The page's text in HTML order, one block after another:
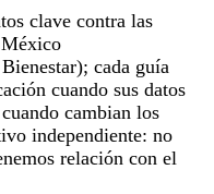
clave contra las
cada guía
cuando sus datos
cambian los
independiente: no
relación con el